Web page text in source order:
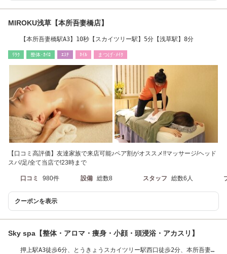
MIROKU浅草【本所吾妻橋店】
【本所吾妻橋駅A3】10秒【スカイツリー駅】5分【浅草駅】8分
ﾘﾗｸ 整体･ｶｲﾛ ｴｽﾃ ﾈｲﾙ まつげ･ﾒｲｸ
【口コミ高評価】友達家族で来店可能♪ペア割がオススメ!!マッサージ/ヘッド
スパ/足/全て当店で!23時まで
口コミ 980件 設備 総数8 スタッフ 総数6人
クーポンを表示
Sky spa【整体・アロマ・痩身・小顔・頭浸浴・アカスリ】
押上駅A3徒歩6分、とうきょうスカイツリー駅西口徒歩2分、本所吾妻橋